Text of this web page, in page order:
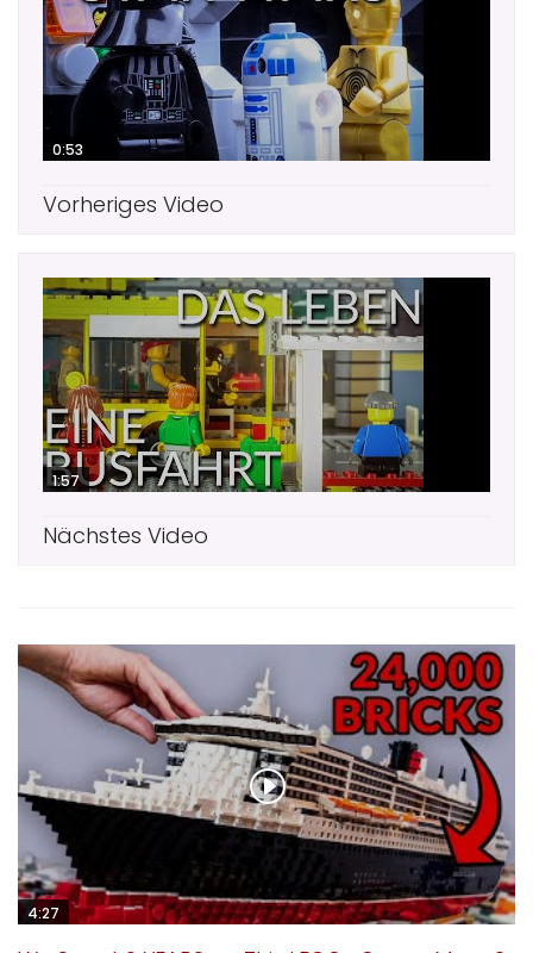
0:53
Vorheriges Video
1:57
Nächstes Video
4:27